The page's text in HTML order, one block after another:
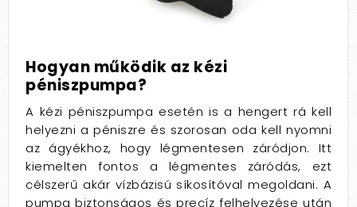
Hogyan működik az kézi
péniszpumpa?
A kézi péniszpumpa esetén is a hengert rá kell
helyezni a péniszre és szorosan oda kell nyomni
az ágyékhoz, hogy légmentesen záródjon. Itt
kiemelten fontos a légmentes záródás, ezt
célszerű akár vízbázisú síkosítóval megoldani. A
pumpa biztonságos és precíz felhelyezése után